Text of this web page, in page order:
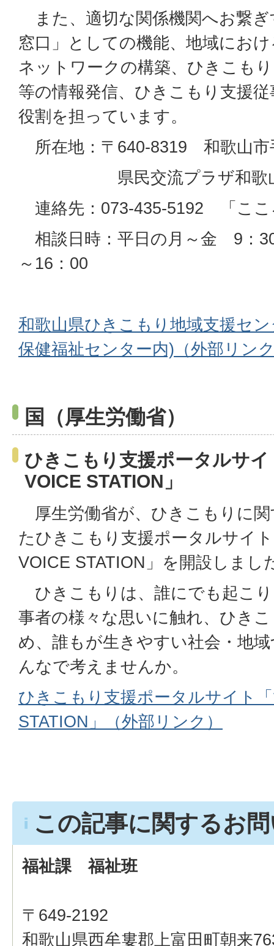
また、適切な関係機関へお繋
窓口」としての機能、地域にお
ネットワークの構築、ひきこも
等の情報発信、ひきこもり支援
役割を担っています。
所在地：〒640-8319 和歌山
県民交流プラザ和歌山
連絡先：073-435-5192 「ここ
相談日時：平日の月～金 9：
～16：00
和歌山県ひきこもり地域支援セ
保健福祉センター内)（外部リン
国（厚生労働省）
ひきこもり支援ポータルサ
VOICE STATION」
厚生労働省が、ひきこもりに
たひきこもり支援ポータルサイ
VOICE STATION」を開設しまし
ひきこもりは、誰にでも起こ
事者の様々な思いに触れ、ひき
め、誰もが生きやすい社会・地
んなで考えませんか。
ひきこもり支援ポータルサイト
STATION」（外部リンク）
この記事に関するお
福祉課 福祉班
〒649-2192
和歌山県西牟婁郡上富田町朝来